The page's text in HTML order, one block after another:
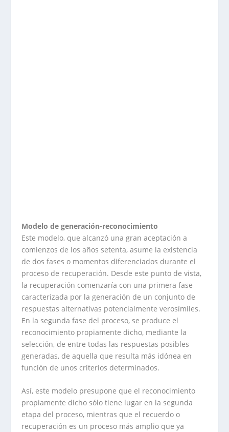
Modelo de generación-reconocimiento
Este modelo, que alcanzó una gran aceptación a
comienzos de los años setenta, asume la existencia
de dos fases o momentos diferenciados durante el
proceso de recuperación. Desde este punto de vista,
la recuperación comenzaría con una primera fase
caracterizada por la generación de un conjunto de
respuestas alternativas potencialmente verosímiles.
En la segunda fase del proceso, se produce el
reconocimiento propiamente dicho, mediante la
selección, de entre todas las respuestas posibles
generadas, de aquella que resulta más idónea en
función de unos criterios determinados.
Así, este modelo presupone que el reconocimiento
propiamente dicho sólo tiene lugar en la segunda
etapa del proceso, mientras que el recuerdo o
recuperación es un proceso más amplio que ya